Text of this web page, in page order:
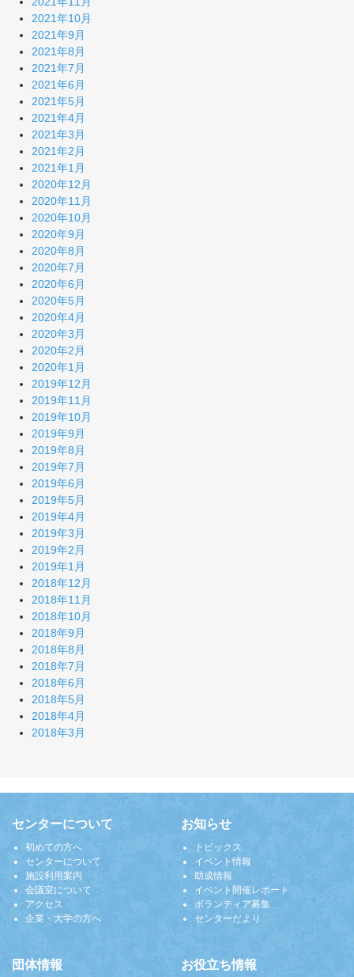
2021年10月
2021年9月
2021年8月
2021年7月
2021年6月
2021年5月
2021年4月
2021年3月
2021年2月
2021年1月
2020年12月
2020年11月
2020年10月
2020年9月
2020年8月
2020年7月
2020年6月
2020年5月
2020年4月
2020年3月
2020年2月
2020年1月
2019年12月
2019年11月
2019年10月
2019年9月
2019年8月
2019年7月
2019年6月
2019年5月
2019年4月
2019年3月
2019年2月
2019年1月
2018年12月
2018年11月
2018年10月
2018年9月
2018年8月
2018年7月
2018年6月
2018年5月
2018年4月
2018年3月
センターについて
初めての方へ
センターについて
施設利用案内
会議室について
アクセス
企業・大学の方へ
お知らせ
トピックス
イベント情報
助成情報
イベント開催レポート
ボランティア募集
センターだより
団体情報 お役立ち情報